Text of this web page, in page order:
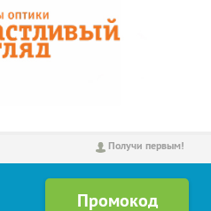
Получи первым!